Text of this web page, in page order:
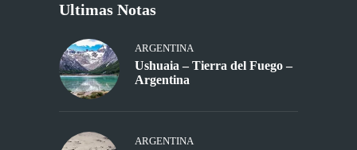
Ultimas Notas
ARGENTINA
Ushuaia – Tierra del Fuego –
Argentina
ARGENTINA